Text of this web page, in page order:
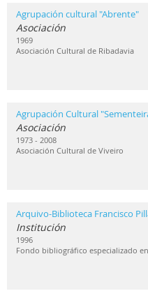
Agrupación cultural "Abrente"
Asociación
1969
Asociación Cultural de Ribadavia
Agrupación Cultural
Asociación
1973 - 2008
Asociación Cultural de Viveiro
Arquivo-Biblioteca Francisco
Institución
1996
Fondo bibliográfico especializado